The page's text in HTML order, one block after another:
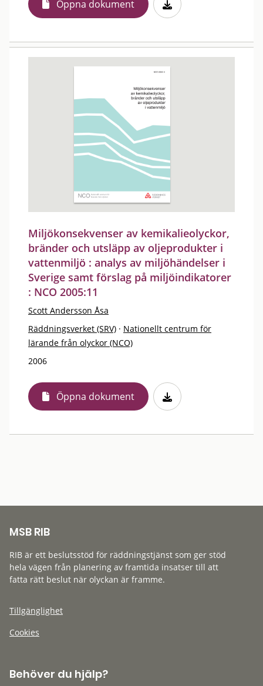
Öppna dokument
Miljökonsekvenser av kemikalieolyckor,
bränder och utsläpp av oljeprodukter i
vattenmiljö : analys av miljöhändelser i
Sverige samt förslag på miljöindikatorer
: NCO 2005:11
Scott Andersson Åsa
Räddningsverket (SRV) · Nationellt centrum för
lärande från olyckor (NCO)
2006
Öppna dokument
MSB RIB
RIB är ett beslutsstöd för räddningstjänst som ger stöd
hela vägen från planering av framtida insatser till att
fatta rätt beslut när olyckan är framme.
Tillgänglighet
Cookies
Behöver du hjälp?